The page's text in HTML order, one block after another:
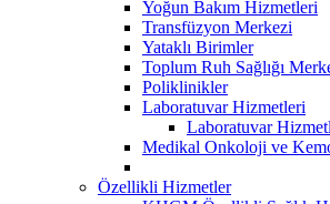
Yoğun Bakım Hizmetleri
Transfüzyon Merkezi
Yataklı Birimler
Toplum Ruh Sağlığı
Poliklinikler
Laboratuvar Hizmetleri
Laboratuvar
Medikal Onkoloji ve
Özellikli Hizmetler